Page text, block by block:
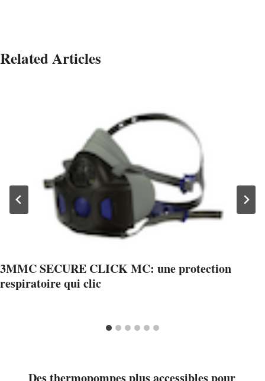
Related Articles
3MMC SECURE CLICK MC: une protection
respiratoire qui clic